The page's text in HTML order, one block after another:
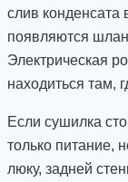
слив конденсата
появляются
Электрическая
находиться там,
Если сушилка
только питание,
люку, задней